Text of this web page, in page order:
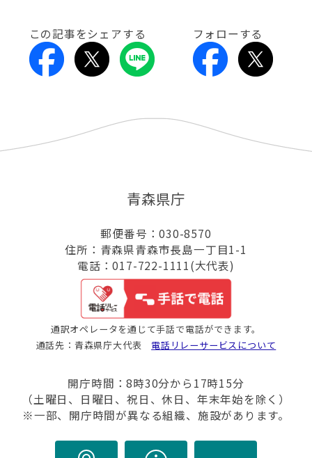
この記事をシェアする フォローする
青森県庁
郵便番号：030-8570
住所：青森県青森市長島一丁目1-1
電話：017-722-1111(大代表)
通訳オペレータを通じて手話で電話ができます。
通話先：青森県庁大代表 電話リレーサービスについて
開庁時間：8時30分から17時15分
（土曜日、日曜日、祝日、休日、年末年始を除く）
※一部、開庁時間が異なる組織、施設があります。